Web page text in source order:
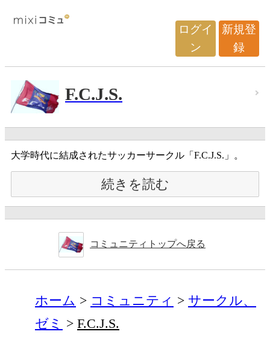
ログイ
ン
新規登
録
F.C.J.S.
大学時代に結成されたサッカーサークル「F.C.J.S.」。
続きを読む
コミュニティトップへ戻る
ホーム コミュニティ
サークル、
ゼミ
F.C.J.S.